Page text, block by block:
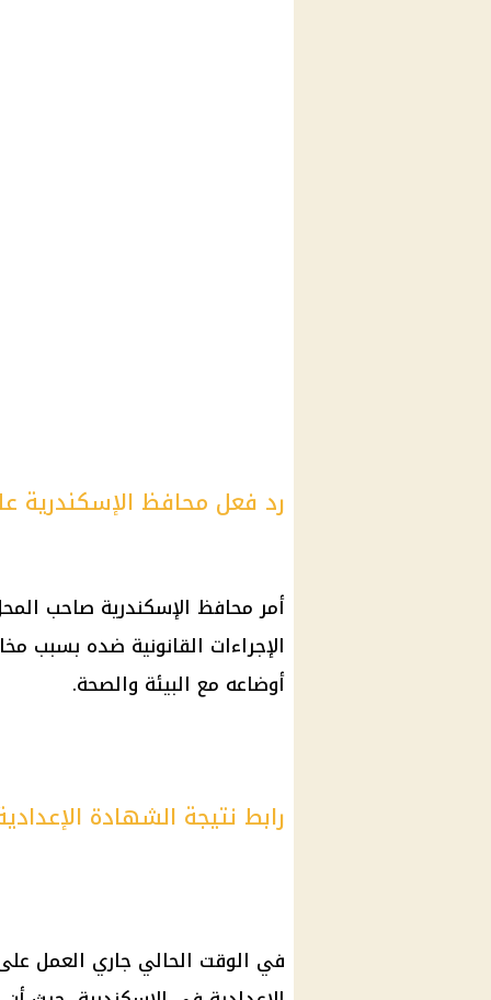
رد فعل محافظ الإسكندرية
أمر محافظ الإسكندرية صاحب
الإجراءات القانونية ضده بسبب
أوضاعه مع البيئة والصحة.
رابط نتيجة الشهادة الإعدادية 2025
في الوقت الحالي جاري العمل